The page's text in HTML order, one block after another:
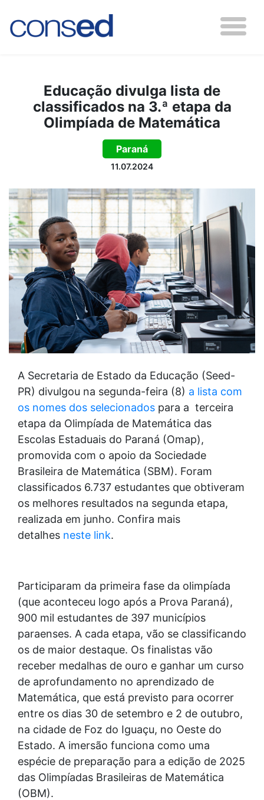
Educação divulga lista de
classificados na 3.ª etapa da
Olimpíada de Matemática
Paraná
11.07.2024
A Secretaria de Estado da Educação (Seed-
PR) divulgou na segunda-feira (8) a lista com
os nomes dos selecionados para a terceira
etapa da Olimpíada de Matemática das
Escolas Estaduais do Paraná (Omap),
promovida com o apoio da Sociedade
Brasileira de Matemática (SBM). Foram
classificados 6.737 estudantes que obtiveram
os melhores resultados na segunda etapa,
realizada em junho. Confira mais
detalhes neste link.
Participaram da primeira fase da olimpíada
(que aconteceu logo após a Prova Paraná),
900 mil estudantes de 397 municípios
paraenses. A cada etapa, vão se classificando
os de maior destaque. Os finalistas vão
receber medalhas de ouro e ganhar um curso
de aprofundamento no aprendizado de
Matemática, que está previsto para ocorrer
entre os dias 30 de setembro e 2 de outubro,
na cidade de Foz do Iguaçu, no Oeste do
Estado. A imersão funciona como uma
espécie de preparação para a edição de 2025
das Olimpíadas Brasileiras de Matemática
(OBM).